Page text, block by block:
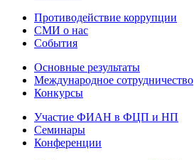
Противодействие коррупции
СМИ о нас
События
Основные результаты
Международное сотрудничество
Конкурсы
Участие ФИАН в ФЦП и НП
Семинары
Конференции